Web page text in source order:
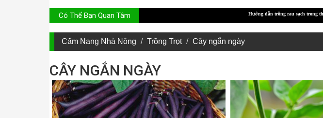
Có Thể Bạn Quan Tâm Hướng dẫn trồng rau sạch trong thùng xốp
Cẩm Nang Nhà Nông Trồng Trọt Cây ngắn ngày
CÂY NGẮN NGÀY